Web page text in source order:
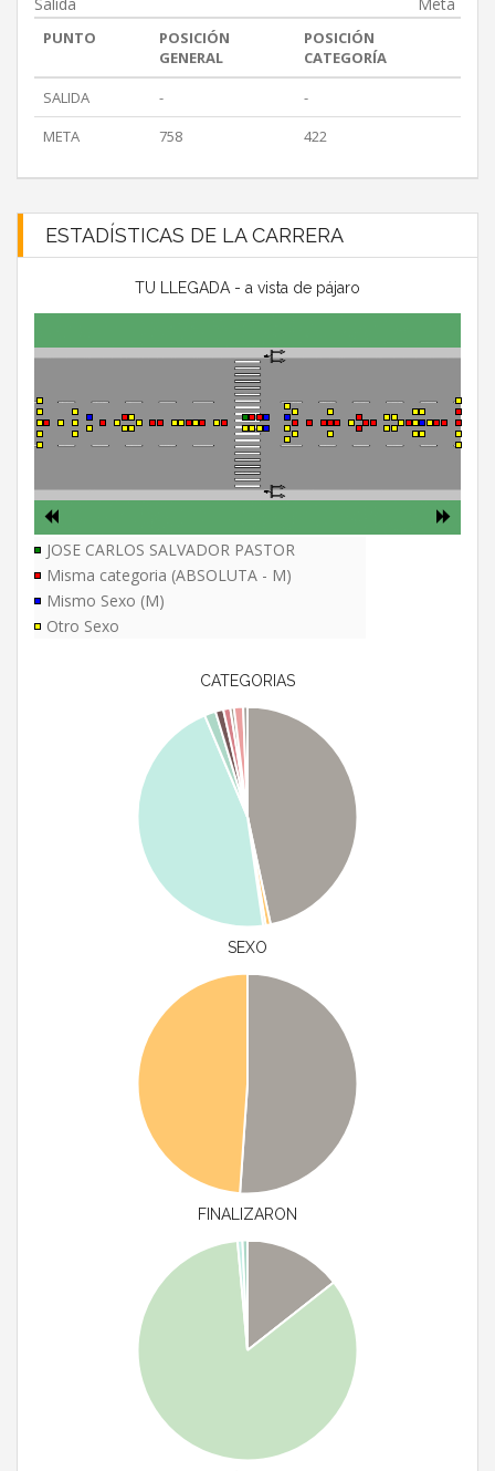
Salida Meta
PUNTO
POSICIÓN
GENERAL
POSICIÓN
CATEGORÍA
SALIDA
-
-
META
758 422
ESTADÍSTICAS DE LA CARRERA
TU LLEGADA - a vista de pájaro
JOSE CARLOS SALVADOR PASTOR
Misma categoria (ABSOLUTA - M)
Mismo Sexo (M)
Otro Sexo
CATEGORIAS
SEXO
FINALIZARON